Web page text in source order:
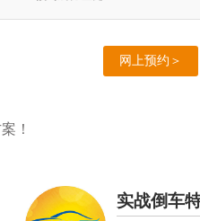
网上预约＞
！
实战倒车